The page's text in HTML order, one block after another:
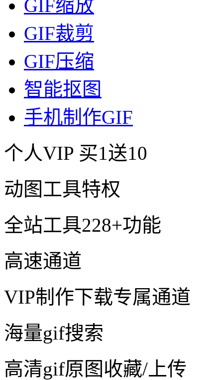
GIF缩放
GIF裁剪
GIF压缩
智能抠图
手机制作GIF
个人VIP 买1送10
动图工具特权
全站工具228+功能
高速通道
VIP制作下载专属通道
海量gif搜索
高清gif原图收藏/上传